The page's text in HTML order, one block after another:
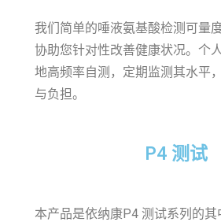
我们简单的唾液氨基酸检测可量
协助您针对性改善健康状况。个
地高频率自测，定期监测其水平
与负担。
P4 测试
本产品是依纳康P4 测试系列的